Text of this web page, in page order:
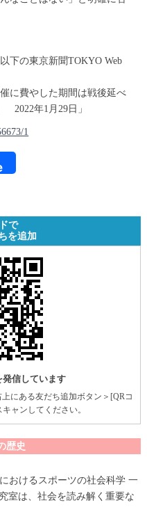
下の東京新聞TOKYO Web
に費やした期間は戦後延べ
2022年1月29日」
1
で
を追加
信しています
にある友だち追加ボタン＞[QRコ
ャンしてください。
歴史
おけるスポーツの社会科学 一
室は、社会を読み解く重要な